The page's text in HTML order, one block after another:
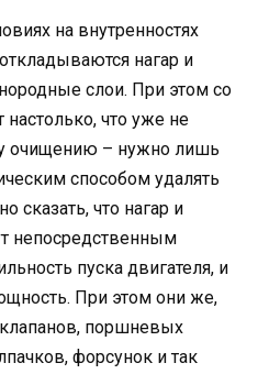
на внутренностях
нагар и
слои. При этом со
что уже не
очищению – нужно лишь
способом удалять
сказать, что нагар и
непосредственным
пуска двигателя, и
При этом они же,
поршневых
форсунок и так